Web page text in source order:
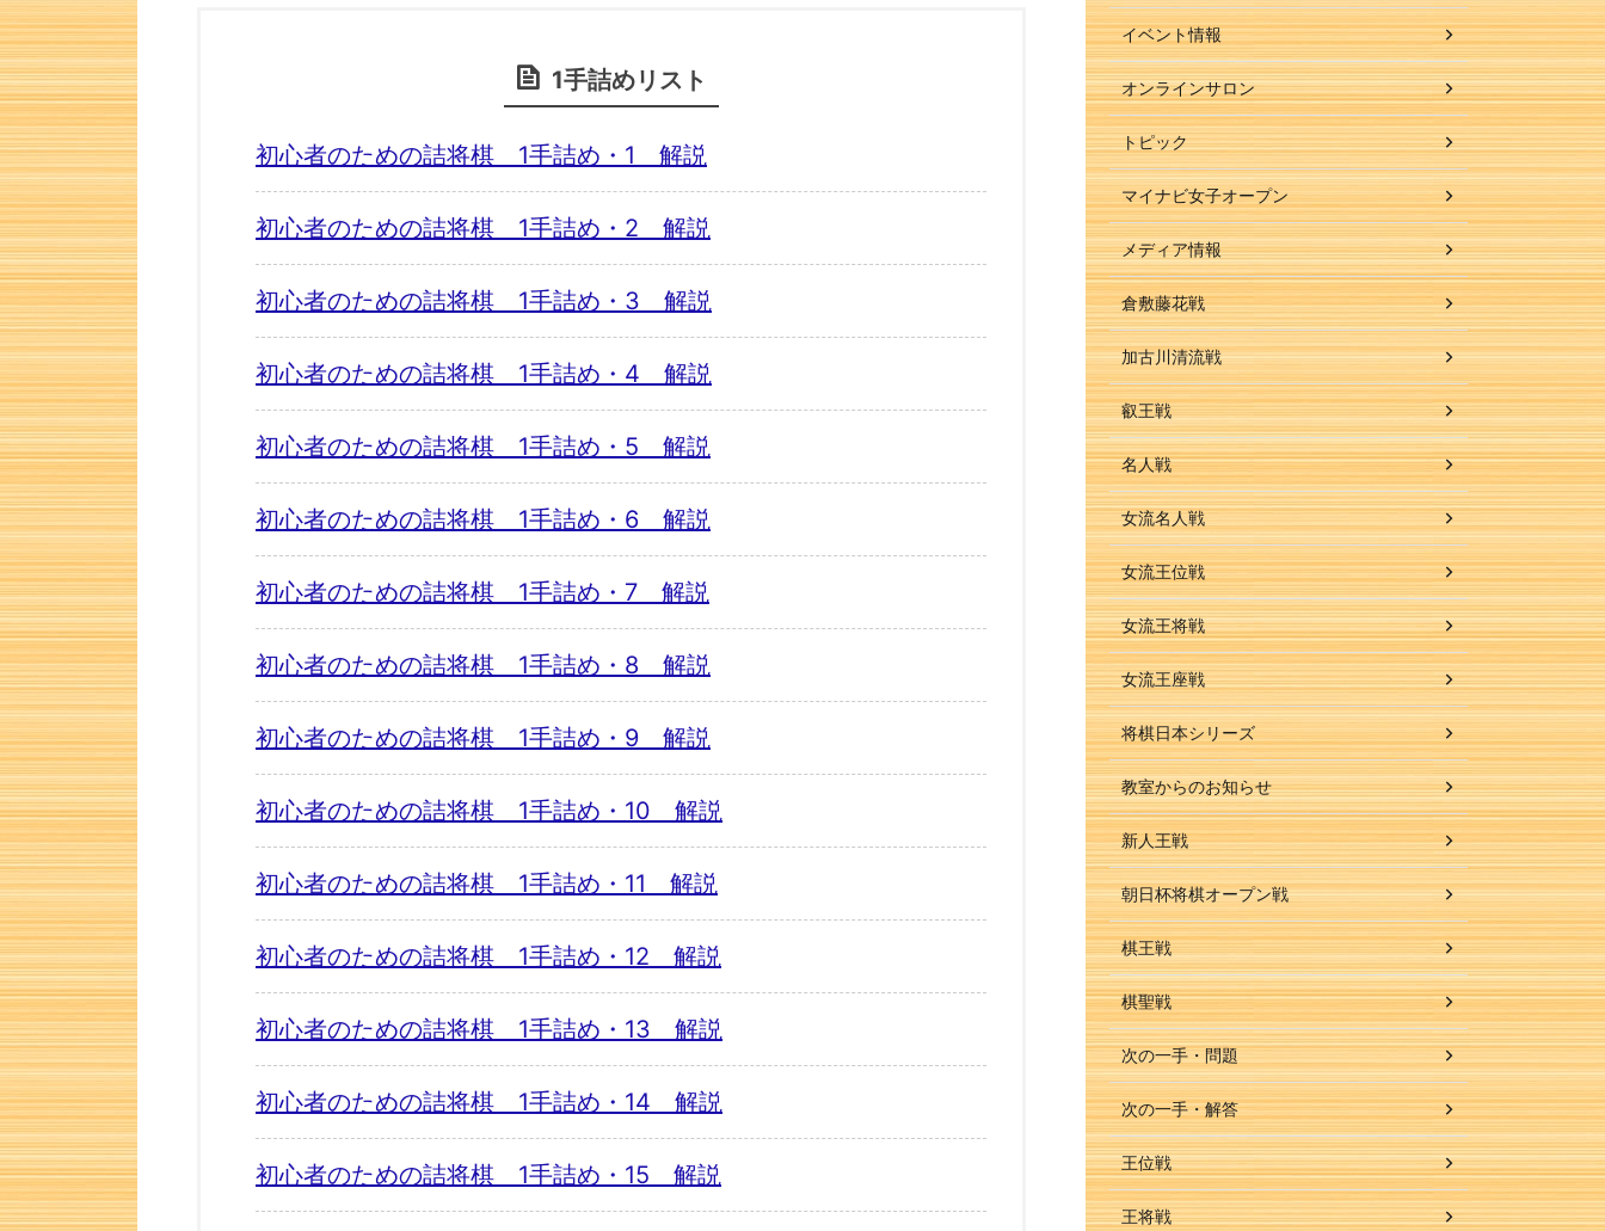
1手詰めリスト
初心者のための詰将棋 1手詰め・1 解説
初心者のための詰将棋 1手詰め・2 解説
初心者のための詰将棋 1手詰め・3 解説
初心者のための詰将棋 1手詰め・4 解説
初心者のための詰将棋 1手詰め・5 解説
初心者のための詰将棋 1手詰め・6 解説
初心者のための詰将棋 1手詰め・7 解説
初心者のための詰将棋 1手詰め・8 解説
初心者のための詰将棋 1手詰め・9 解説
初心者のための詰将棋 1手詰め・10 解説
初心者のための詰将棋 1手詰め・11 解説
初心者のための詰将棋 1手詰め・12 解説
初心者のための詰将棋 1手詰め・13 解説
初心者のための詰将棋 1手詰め・14 解説
初心者のための詰将棋 1手詰め・15 解説
イベント情報
オンラインサロン
トピック
マイナビ女子オープン
メディア情報
倉敷藤花戦
加古川清流戦
叡王戦
名人戦
女流名人戦
女流王位戦
女流王将戦
女流王座戦
将棋日本シリーズ
教室からのお知らせ
新人王戦
朝日杯将棋オープン戦
棋王戦
棋聖戦
次の一手・問題
次の一手・解答
王位戦
王将戦